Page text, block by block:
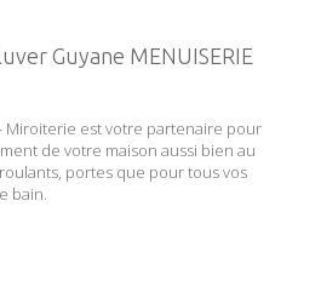
Guyane MENUISERIE
Miroiterie est votre partenaire pour
de votre maison aussi bien au
portes que pour tous vos
bain.